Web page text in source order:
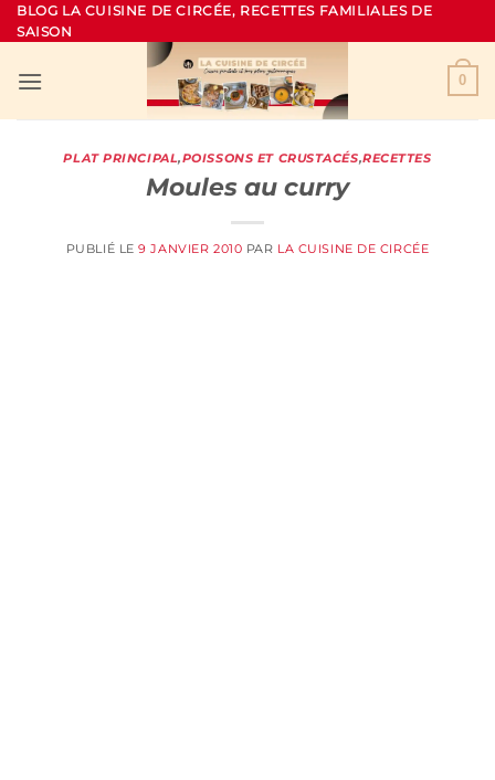
Passer
au
BLOG LA CUISINE DE CIRCÉE, RECETTES FAMILIALES DE
SAISON
0
PLAT PRINCIPAL,POISSONS ET CRUSTACÉS,RECETTES
Moules au curry
PUBLIÉ LE9 JANVIER 2010 PAR LA CUISINE DE CIRCÉE